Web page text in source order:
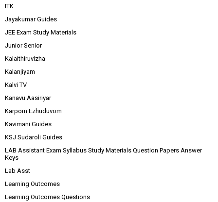
ITK
Jayakumar Guides
JEE Exam Study Materials
Junior Senior
Kalaithiruvizha
Kalanjiyam
Kalvi TV
Kanavu Aasiriyar
Karpom Ezhuduvom
Kavimani Guides
KSJ Sudaroli Guides
LAB Assistant Exam Syllabus Study Materials Question Papers Answer
Keys
Lab Asst
Learning Outcomes
Learning Outcomes Questions